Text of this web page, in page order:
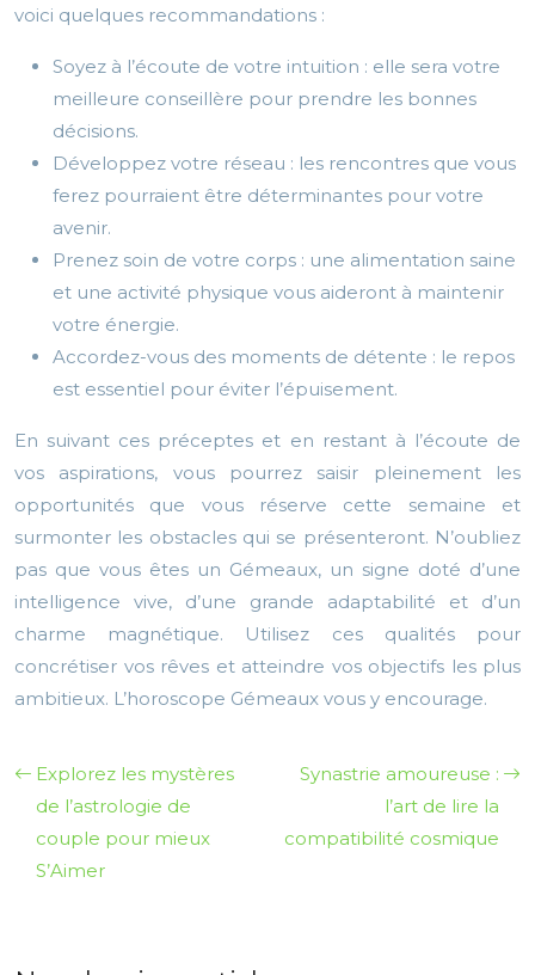
voici quelques recommandations :
Soyez à l’écoute de votre intuition : elle sera votre
meilleure conseillère pour prendre les bonnes
décisions.
Développez votre réseau : les rencontres que vous
ferez pourraient être déterminantes pour votre
avenir.
Prenez soin de votre corps : une alimentation saine
et une activité physique vous aideront à maintenir
votre énergie.
Accordez-vous des moments de détente : le repos
est essentiel pour éviter l’épuisement.
En suivant ces préceptes et en restant à l’écoute de
vos aspirations, vous pourrez saisir pleinement les
opportunités que vous réserve cette semaine et
surmonter les obstacles qui se présenteront. N’oubliez
pas que vous êtes un Gémeaux, un signe doté d’une
intelligence vive, d’une grande adaptabilité et d’un
charme magnétique. Utilisez ces qualités pour
concrétiser vos rêves et atteindre vos objectifs les plus
ambitieux. L’horoscope Gémeaux vous y encourage.
Explorez les mystères
de l’astrologie de
couple pour mieux
S’Aimer
Synastrie amoureuse :
l’art de lire la
compatibilité cosmique